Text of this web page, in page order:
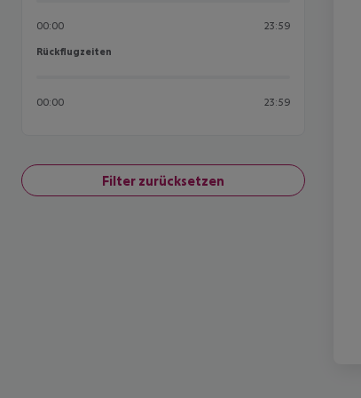
00:00 23:59
Rückflugzeiten
Rückflugzeiten
00:00 23:59
Filter zurücksetzen